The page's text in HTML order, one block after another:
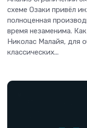
схеме Озаки привёл
полноценная
время незаменима.
Николас Малайя, для
классических...